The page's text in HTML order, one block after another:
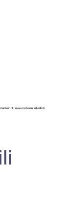
inclusivi e conformi ai livelli di